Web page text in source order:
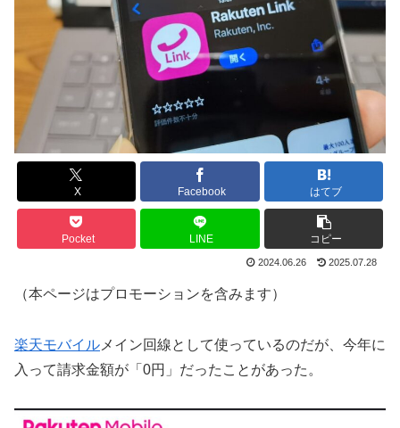
X Facebook はてブ
Pocket LINE コピー
2024.06.26 2025.07.28
（本ページはプロモーションを含みます）
楽天モバイル メイン回線として使っているのだが、今年に
入って請求金額が「0円」だったことがあった。